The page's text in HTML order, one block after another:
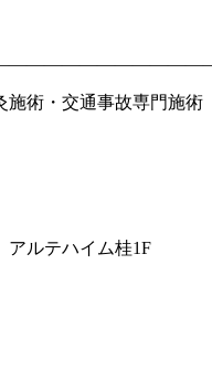
施術・交通事故専門施術
ルテハイム桂1F